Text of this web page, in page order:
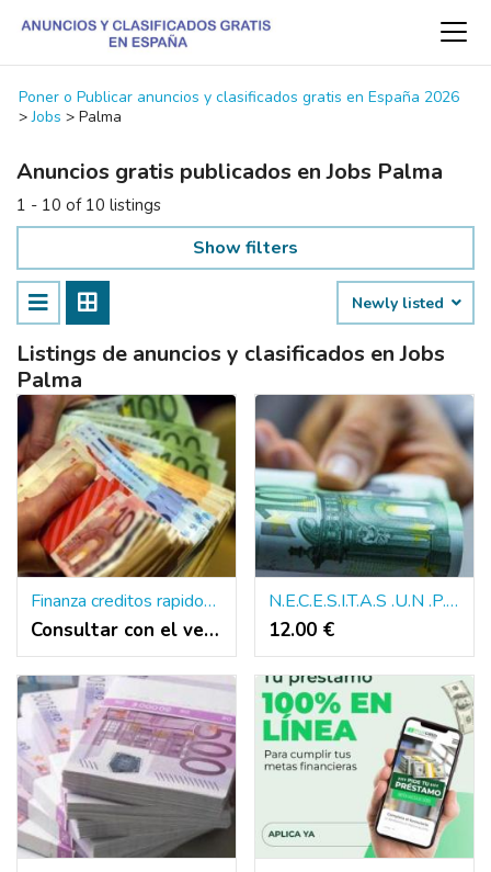
Poner o Publicar anuncios y clasificados gratis en España 2026
>Jobs > Palma
Anuncios gratis publicados en Jobs Palma
1 - 10 of 10 listings
Show filters
Newly listed
Listings de anuncios y clasificados en Jobs
Palma
Finanza creditos rapidos y inmedioatos
Consultar con el vendedor
N.E.C.E.S.I.T.A.S .U.N .P.R.E.S.T.A.M.O.?
12.00 €